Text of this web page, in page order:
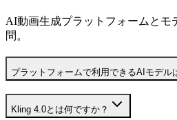
AI動画生成プラットフォームとモ
問。
プラットフォームで利用できるAIモデル
Kling 4.0とは何ですか？